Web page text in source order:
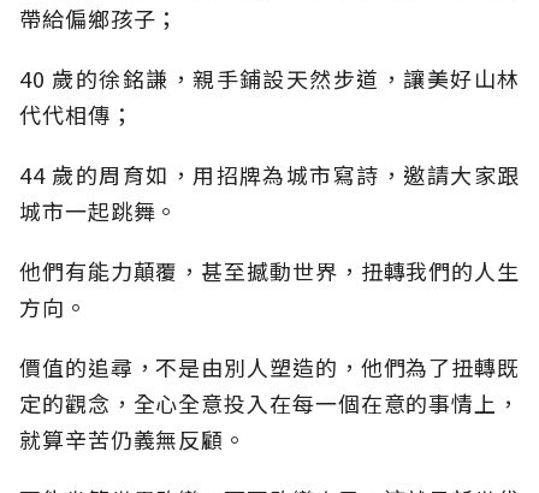
帶給偏鄉孩子；
40 歲的徐銘謙，親手鋪設天然步道，讓美好山林
代代相傳；
44 歲的周育如，用招牌為城市寫詩，邀請大家跟
城市一起跳舞。
他們有能力顛覆，甚至撼動世界，扭轉我們的人生
方向。
價值的追尋，不是由別人塑造的，他們為了扭轉既
定的觀念，全心全意投入在每一個在意的事情上，
就算辛苦仍義無反顧。